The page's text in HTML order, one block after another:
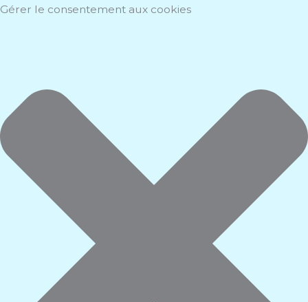
Gérer le consentement aux cookies
Fonctionnel
Préférences
Statistiques
Marketing
Aller